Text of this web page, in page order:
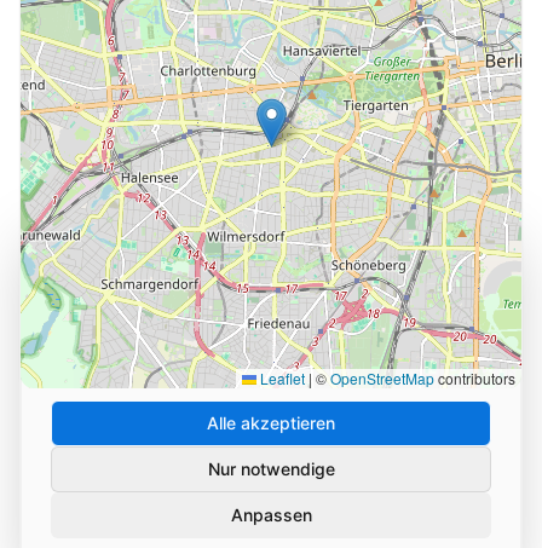
Cookie-Einstellungen
Wir verwenden Cookies und ähnliche Technologien, um
die Nutzung unserer Website zu analysieren und zu
verbessern. Durch Ihre Zustimmung helfen Sie uns,
unseren Service zu optimieren.
Alle akzeptieren
Nur notwendige
Anpassen
Leaflet | ©OpenStreetMapcontributors